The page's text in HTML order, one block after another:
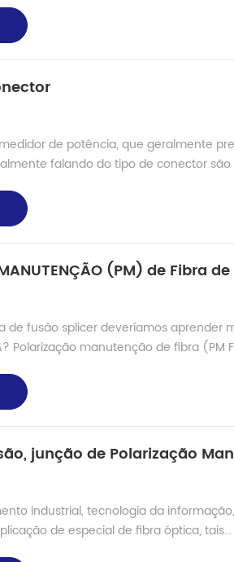
de potência, que geralmente
falando do tipo de conector são
(PM) de Fibra
fusão splicer deveríamos aprender
Polarização manutenção de fibra (PM
industrial, tecnologia da
de especial de fibra óptica, tais...